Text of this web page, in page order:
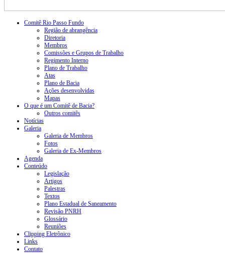
Comitê Rio Passo Fundo
Região de abrangência
Diretoria
Membros
Comissões e Grupos de Trabalho
Regimento Interno
Plano de Trabalho
Atas
Plano de Bacia
Ações desenvolvidas
Mapas
O que é um Comitê de Bacia?
Outros comitês
Notícias
Galeria
Galeria de Membros
Fotos
Galeria de Ex-Membros
Agenda
Conteúdo
Legislação
Artigos
Palestras
Textos
Plano Estadual de Saneamento
Revisão PNRH
Glossário
Reuniões
Clipping Eletrônico
Links
Contato